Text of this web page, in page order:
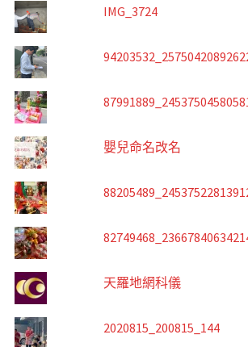
IMG_3724
嬰兒命名改名
天羅地網科儀
2020815_200815_144